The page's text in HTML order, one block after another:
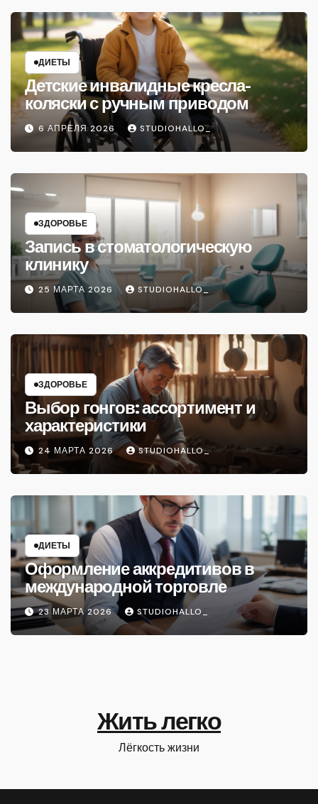
ДИЕТЫ
Детские инвалидные кресла-
коляски с ручным приводом
6 АПРЕЛЯ 2026 STUDIOHALLO_
ЗДОРОВЬЕ
Запись в стоматологическую
клинику
25 МАРТА 2026 STUDIOHALLO_
ЗДОРОВЬЕ
Выбор гонгов: ассортимент и
характеристики
24 МАРТА 2026 STUDIOHALLO_
ДИЕТЫ
Оформление аккредитивов в
международной торговле
23 МАРТА 2026 STUDIOHALLO_
Жить легко
Лёгкость жизни